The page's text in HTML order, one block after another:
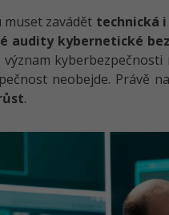
muset zavádět technická
audity kybernetické
neobejde. Právě
.